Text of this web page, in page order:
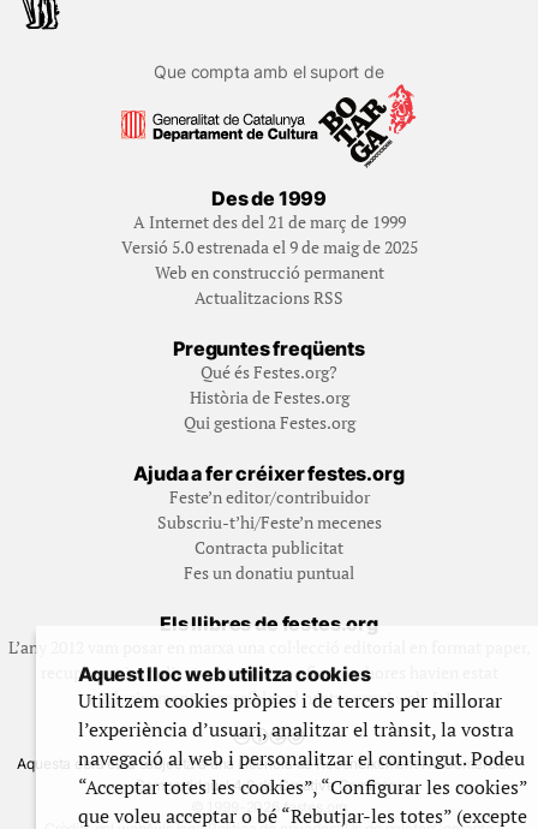
Que compta amb el suport de
Des de 1999
A Internet des del 21 de març de 1999
Versió 5.0 estrenada el 9 de maig de 2025
Web en construcció permanent
Actualitzacions RSS
Preguntes freqüents
Qué és Festes.org?
Història de Festes.org
Qui gestiona Festes.org
Ajuda a fer créixer festes.org
Feste’n editor/contribuidor
Subscriu-t’hi/Feste’n mecenes
Contracta publicitat
Fes un donatiu puntual
Els llibres de festes.org
L’any 2012 vam posar en marxa una col·lecció editorial en format paper,
recuperant i ampliant materials que fins aleshores havien estat
exclusivament accessibles al nostre espai web. [+]
Aquesta obra està subjecta a una llicència de Reconeixement No Comercial -
CompartirIgual 4.0 de Creative Commons
© 1999-2026 festes.org
Aquest lloc web utilitza cookies
Utilitzem cookies pròpies i de tercers per millorar
l’experiència d’usuari, analitzar el trànsit, la vostra
navegació al web i personalitzar el contingut. Podeu
“Acceptar totes les cookies”, “Configurar les cookies”
que voleu acceptar o bé “Rebutjar-les totes” (excepte